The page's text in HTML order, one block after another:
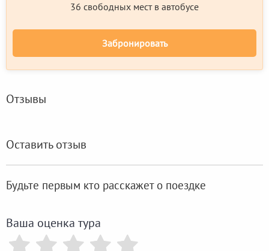
36 свободных мест в автобусе
Забронировать
Отзывы
Оставить отзыв
Будьте первым кто расскажет о поездке
Ваша оценка тура